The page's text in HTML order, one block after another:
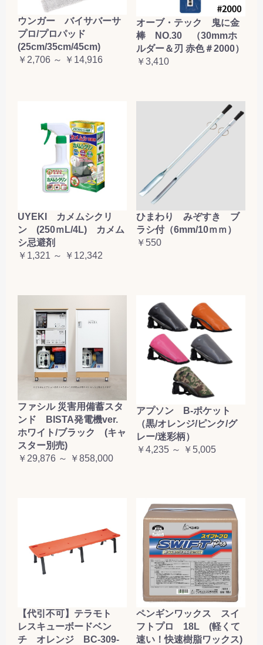
カートへ進む
ウンガー バイサバーサ
プロ/プロパッド
(25cm/35cm/45cm)
￥2,706 ～ ￥14,916
オーブ・テック 鬼に金
棒 NO.30 （30mmホ
ルダー＆刃 赤色＃2000）
￥3,410
UYEKI カメムシクリ
ン (250ｍL/4L) カメム
シ忌避剤
￥1,321 ～ ￥12,342
ひまわり みぞすき ブ
ラシ付（6mm/10ｍｍ）
￥550
ファシル 災害用備蓄スタ
ンド BISTA発電機ver.
ホワイト/ブラック (キャ
スター別売)
￥29,876 ～ ￥858,000
アプソン B-ポケット
（黒/オレンジ/ピンク/グ
レー/迷彩柄）
￥4,235 ～ ￥5,005
【代引不可】テラモト
レスキューボードベン
チ オレンジ BC-309-
ペンギンワックス スイ
フトプロ 18L (軽くて
速い！快速樹脂ワックス)